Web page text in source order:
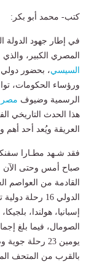
كتب- محمد أبو بكر:
في إطار جهود الدولة
المصري الكبير،
السيسي، بحضور دولي
ورؤساء الحكومات،
الرسمية وضيوف مصر
هذا الحدث التاريخي
العريقة ويُعد أحد
فقد شـهد مطـارا
صباح أمس وحتى الآن
القادمة من العواصم
الدولي 16 رحلة دولية تقل وفودًا رسمية من
إسبانيا، هولندا،
الصومال، فيما بلغ
بالقرب من المتحف